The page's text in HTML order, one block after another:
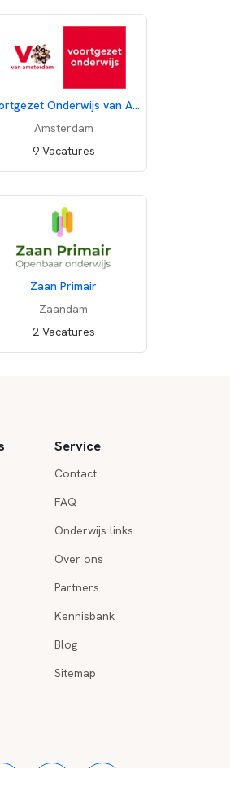
Voortgezet Onderwijs van Amsterdam
Amsterdam
9 Vacatures
Zaan Primair
Zaandam
2 Vacatures
Service
Contact
FAQ
Onderwijs links
Over ons
Partners
Kennisbank
Blog
Sitemap